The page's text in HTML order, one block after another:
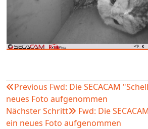
Beitragsnavigation
Previous Fwd: Die SECACAM
neues Foto aufgenommen
Nächster Schritt
Fwd: Die
ein neues Foto aufgenommen